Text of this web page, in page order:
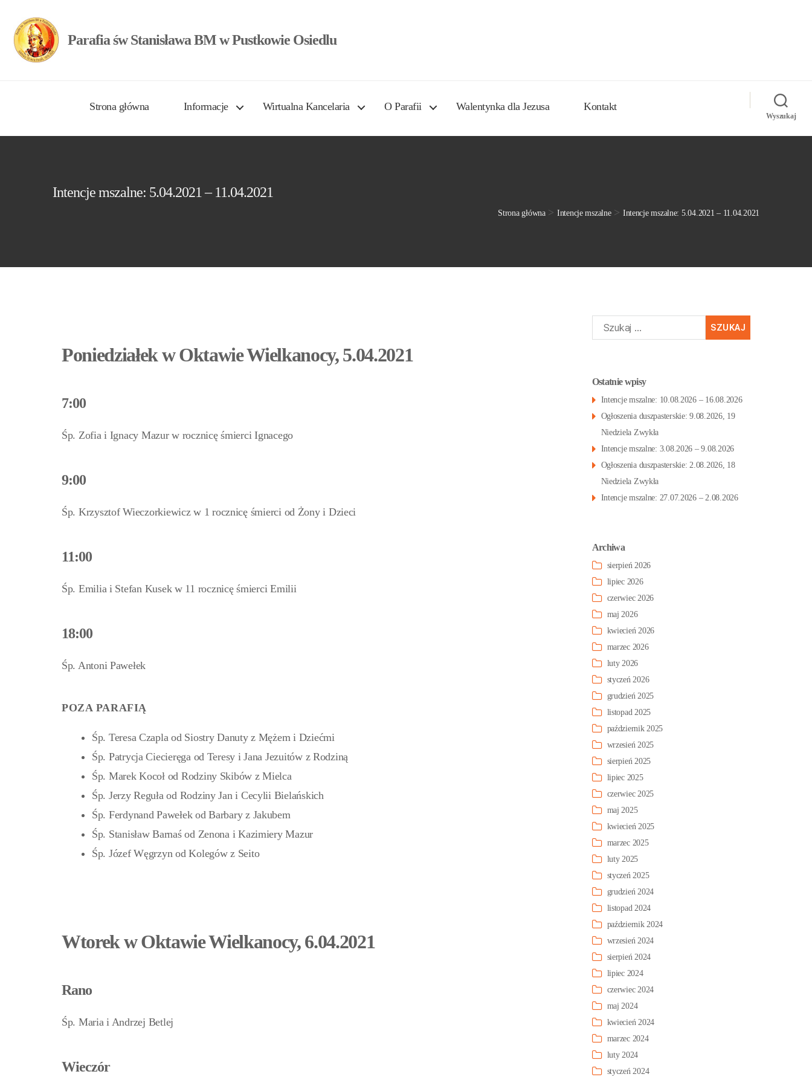
Parafia św Stanisława BM w Pustkowie Osiedlu
Strona główna Informacje Wirtualna Kancelaria O Parafii Walentynka dla Jezusa Kontakt
Wyszukaj
Intencje mszalne: 5.04.2021 – 11.04.2021
Strona główna> Intencje mszalne> Intencje mszalne: 5.04.2021 – 11.04.2021
Poniedziałek w Oktawie Wielkanocy, 5.04.2021
7:00
Śp. Zofia i Ignacy Mazur w rocznicę śmierci Ignacego
9:00
Śp. Krzysztof Wieczorkiewicz w 1 rocznicę śmierci od Żony i Dzieci
11:00
Śp. Emilia i Stefan Kusek w 11 rocznicę śmierci Emilii
18:00
Śp. Antoni Pawełek
POZA PARAFIĄ
Śp. Teresa Czapla od Siostry Danuty z Mężem i Dziećmi
Śp. Patrycja Ciecieręga od Teresy i Jana Jezuitów z Rodziną
Śp. Marek Kocoł od Rodziny Skibów z Mielca
Śp. Jerzy Reguła od Rodziny Jan i Cecylii Bielańskich
Śp. Ferdynand Pawełek od Barbary z Jakubem
Śp. Stanisław Barnaś od Zenona i Kazimiery Mazur
Śp. Józef Węgrzyn od Kolegów z Seito
Wtorek w Oktawie Wielkanocy, 6.04.2021
Rano
Śp. Maria i Andrzej Betlej
Wieczór
Szukaj:
Ostatnie wpisy
Intencje mszalne: 10.08.2026 – 16.08.2026
Ogłoszenia duszpasterskie: 9.08.2026, 19
Niedziela Zwykła
Intencje mszalne: 3.08.2026 – 9.08.2026
Ogłoszenia duszpasterskie: 2.08.2026, 18
Niedziela Zwykła
Intencje mszalne: 27.07.2026 – 2.08.2026
Archiwa
sierpień 2026
lipiec 2026
czerwiec 2026
maj 2026
kwiecień 2026
marzec 2026
luty 2026
styczeń 2026
grudzień 2025
listopad 2025
październik 2025
wrzesień 2025
sierpień 2025
lipiec 2025
czerwiec 2025
maj 2025
kwiecień 2025
marzec 2025
luty 2025
styczeń 2025
grudzień 2024
listopad 2024
październik 2024
wrzesień 2024
sierpień 2024
lipiec 2024
czerwiec 2024
maj 2024
kwiecień 2024
marzec 2024
luty 2024
styczeń 2024